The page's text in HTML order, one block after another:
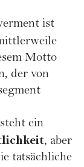
ist
Motto
der von
ein
, aber
tatsächliche